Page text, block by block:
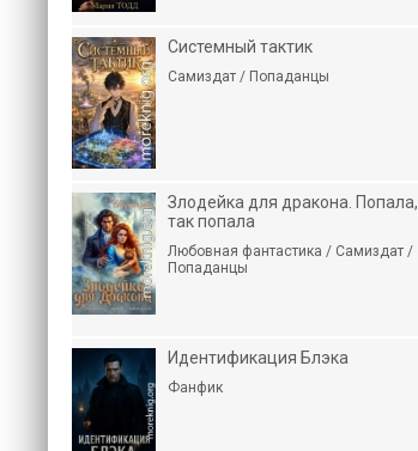
Системный тактик
Самиздат / Попаданцы
Злодейка для дракона. Попала,
так попала
Любовная фантастика / Самиздат /
Попаданцы
Идентификация Блэка
Фанфик